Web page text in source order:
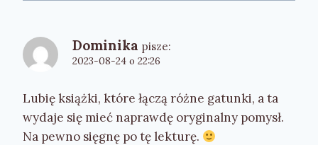
Dominika pisze:
2023-08-24 o 22:26
Lubię książki, które łączą różne gatunki, a ta
wydaje się mieć naprawdę oryginalny pomysł.
Na pewno sięgnę po tę lekturę.